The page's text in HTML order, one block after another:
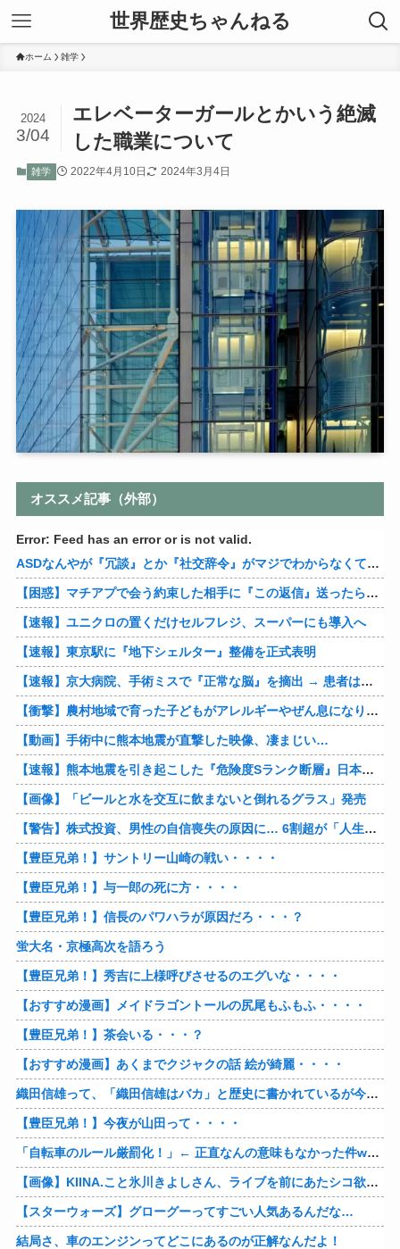
世界歴史ちゃんねる
ホーム 雑学
エレベーターガールとかいう絶滅
した職業について
2024
3/04
雑学 2022年4月10日 2024年3月4日
オススメ記事（外部）
Error: Feed has an error or is not valid.
ASDなんやが『冗談』とか『社交辞令』がマジでわからなくて怖い
【困惑】マチアプで会う約束した相手に『この返信』送ったらブロックされたんやが…
【速報】ユニクロの置くだけセルフレジ、スーパーにも導入へ
【速報】東京駅に『地下シェルター』整備を正式表明
【速報】京大病院、手術ミスで『正常な脳』を摘出 → 患者は自発呼吸不可能な植物状態に
【衝撃】農村地域で育った子どもがアレルギーやぜん息になりにくい『農場効果』を引き起こす細菌が判明
【動画】手術中に熊本地震が直撃した映像、凄まじい…
【速報】熊本地震を引き起こした『危険度Sランク断層』日本のド真ん中に10カ所もあると判明
【画像】「ビールと水を交互に飲まないと倒れるグラス」発売
【警告】株式投資、男性の自信喪失の原因に… 6割超が「人生の敗者」自認
【豊臣兄弟！】サントリー山崎の戦い・・・・
【豊臣兄弟！】与一郎の死に方・・・・
【豊臣兄弟！】信長のパワハラが原因だろ・・・？
蛍大名・京極高次を語ろう
【豊臣兄弟！】秀吉に上様呼びさせるのエグいな・・・・
【おすすめ漫画】メイドラゴントールの尻尾もふもふ・・・・
【豊臣兄弟！】茶会いる・・・？
【おすすめ漫画】あくまでクジャクの話 絵が綺麗・・・・
織田信雄って、「織田信雄はバカ」と歴史に書かれているが今まで家が残っているんでバカではないよな？
【豊臣兄弟！】今夜が山田って・・・・
「自転車のルール厳罰化！」← 正直なんの意味もなかった件www
【画像】KIINA.こと氷川きよしさん、ライブを前にあたシコ欲全開www
【スターウォーズ】グローグーってすごい人気あるんだな…
結局さ、車のエンジンってどこにあるのが正解なんだよ！